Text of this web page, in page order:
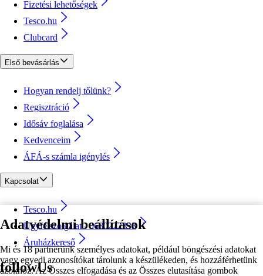
Adatvédelmi beállítások
Mi és 18 partnerünk személyes adatokat, például böngészési adatokat
vagy egyedi azonosítókat tárolunk a készülékeden, és hozzáférhetünk
azokhoz. Az Összes elfogadása és az Összes elutasítása gombok
Fizetési lehetőségek
Tesco.hu
Clubcard
Első bevásárlás
Hogyan rendelj tőlünk?
Regisztráció
Idősáv foglalása
Kedvenceim
ÁFÁ-s számla igénylés
Kapcsolat
Tesco.hu
Ügyfélszolgálat - 0680222333
Áruházkereső
followUs